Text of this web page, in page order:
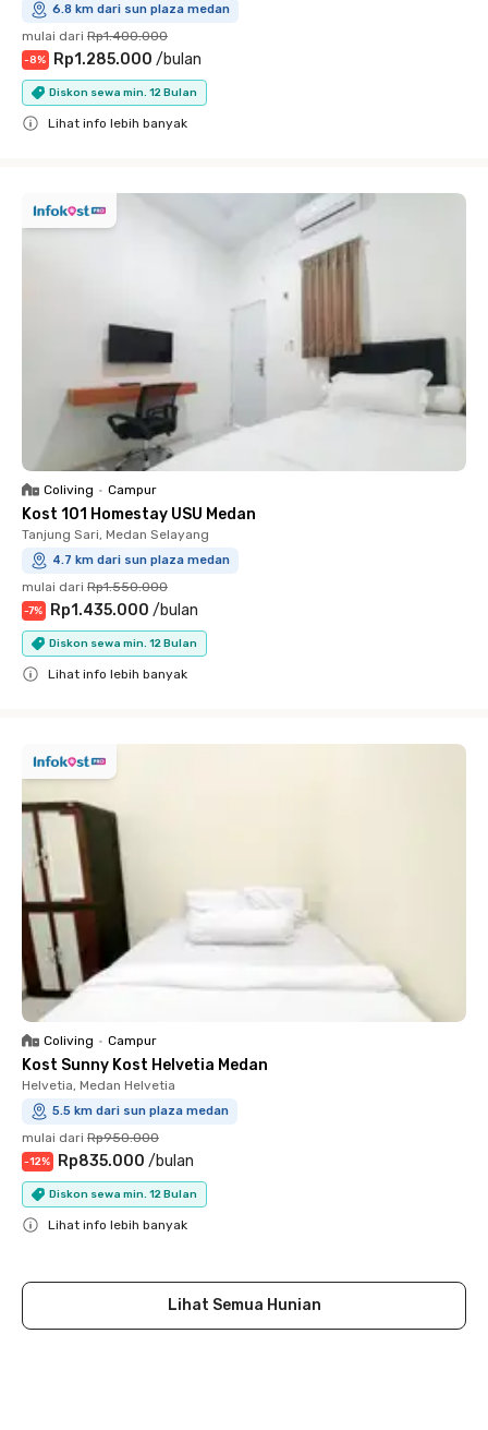
6.8 km dari sun plaza medan
mulai dari Rp1.400.000
-8% Rp1.285.000 /bulan
Diskon sewa min. 12 Bulan
Lihat info lebih banyak
Coliving • Campur
Kost 101 Homestay USU Medan
Tanjung Sari, Medan Selayang
4.7 km dari sun plaza medan
mulai dari Rp1.550.000
-7% Rp1.435.000 /bulan
Diskon sewa min. 12 Bulan
Lihat info lebih banyak
Coliving • Campur
Kost Sunny Kost Helvetia Medan
Helvetia, Medan Helvetia
5.5 km dari sun plaza medan
mulai dari Rp950.000
-12% Rp835.000 /bulan
Diskon sewa min. 12 Bulan
Lihat info lebih banyak
Lihat Semua Hunian